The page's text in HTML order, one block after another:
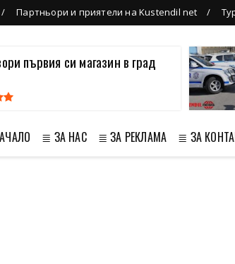
Партньори и приятели на Kustendil net
първия си магазин в град
≣ ЗА НАС ≣ ЗА РЕКЛАМА ≣ ЗА